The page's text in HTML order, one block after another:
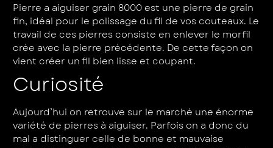
Pierre a aiguiser grain 8000 est une pierre de grain
fin, idéal pour le polissage du fil de vos couteaux. Le
travail de ces pierres consiste en enlever le morfil
crée avec la pierre précédente. De cette façon on
vient créer un fil bien lisse et coupant.
Curiosité
Aujourd’hui on retrouve sur le marché une énorme
variété de pierres à aiguiser. Parfois on a donc du
mal a distinguer celle de bonne et mauvaise